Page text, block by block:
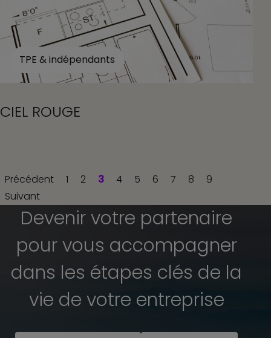
TPE & indépendants
CIEL ROUGE
Précédent 1 2 3 4 5 6 7 8
9
Suivant
Devenir votre partenaire
pour vous accompagner
dans les étapes clés de la
vie de votre entreprise